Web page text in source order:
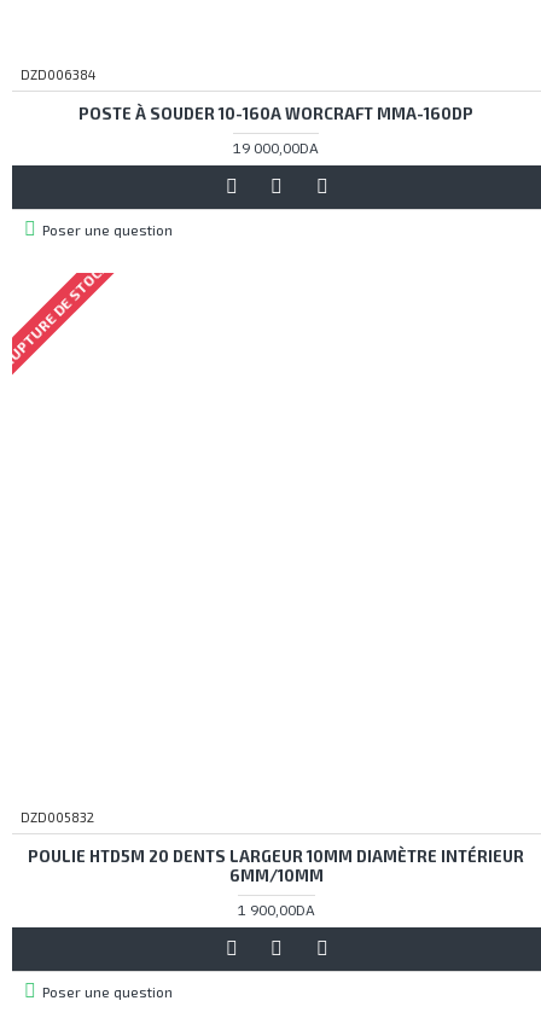
DZD006384
POSTE À SOUDER 10-160A WORCRAFT MMA-160DP
19 000,00DA
Poser une question
DE STOCK
DZD005832
POULIE HTD5M 20 DENTS LARGEUR 10MM DIAMÈTRE INTÉRIEUR
6MM/10MM
1 900,00DA
Poser une question